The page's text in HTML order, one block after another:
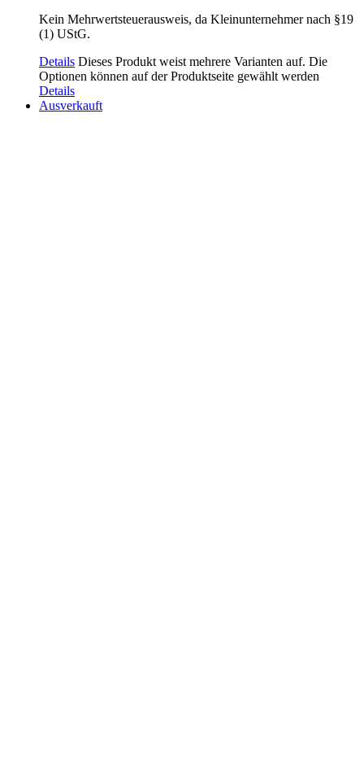
Kein Mehrwertsteuerausweis, da Kleinunternehmer nach §19
(1) UStG.
Details Dieses Produkt weist mehrere Varianten auf. Die
Optionen können auf der Produktseite gewählt werden
Details
Ausverkauft